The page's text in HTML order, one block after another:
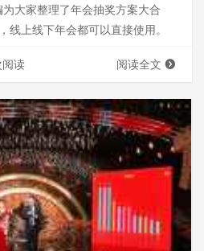
大家整理了年会抽奖方案大合
线上线下年会都可以直接使用。
读 阅读全文